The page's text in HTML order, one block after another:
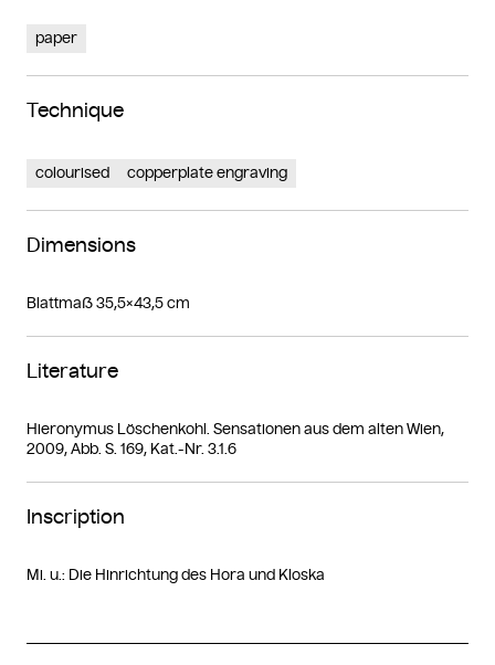
paper
Technique
colourised copperplate engraving
Dimensions
Blattmaß 35,5×43,5 cm
Literature
Hieronymus Löschenkohl. Sensationen aus dem alten Wien,
2009, Abb. S. 169, Kat.-Nr. 3.1.6
Inscription
Mi. u.: Die Hinrichtung des Hora und Kloska